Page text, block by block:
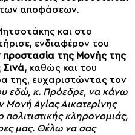
των αποφάσεων.
και στο
ενδιαφέρον του
προστασία της Μονής της
Σινά, καθώς και του
της, ευχαριστώντας τον
εδώ, κ. Πρόεδρε, να κάνω
Αγίας Αικατερίνης
πολιτιστικής κληρονομιάς,
μας. Θέλω να σας